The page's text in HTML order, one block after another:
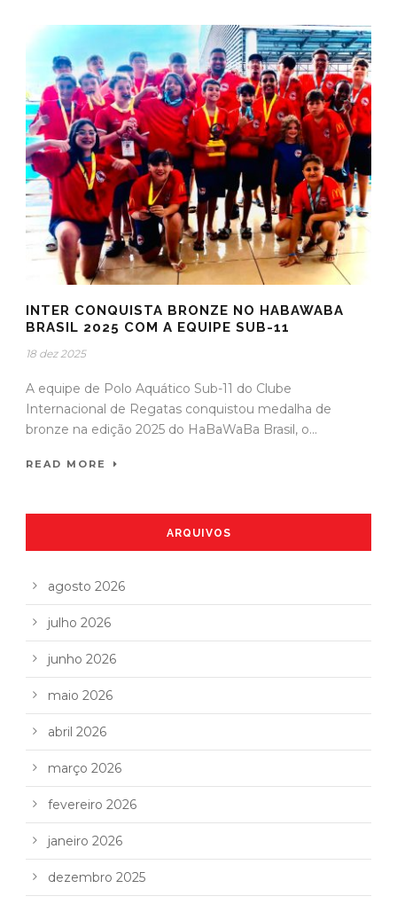
INTER CONQUISTA BRONZE NO HABAWABA
BRASIL 2025 COM A EQUIPE SUB-11
18 dez 2025
A equipe de Polo Aquático Sub-11 do Clube
Internacional de Regatas conquistou medalha de
bronze na edição 2025 do HaBaWaBa Brasil, o...
READ MORE
ARQUIVOS
agosto 2026
julho 2026
junho 2026
maio 2026
abril 2026
março 2026
fevereiro 2026
janeiro 2026
dezembro 2025